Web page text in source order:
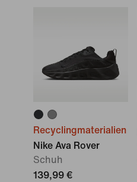
Recyclingmaterialien
Nike Ava Rover
Schuh
139,99 €